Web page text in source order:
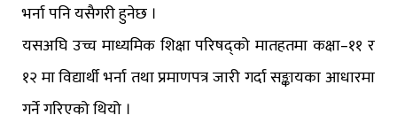
भर्ना पनि यसैगरी हुनेछ ।
यसअघि उच्च माध्यमिक शिक्षा परिषद्को मातहतमा कक्षा–११ र
१२ मा विद्यार्थी भर्ना तथा प्रमाणपत्र जारी गर्दा सङ्कायका आधारमा
गर्ने गरिएको थियो ।